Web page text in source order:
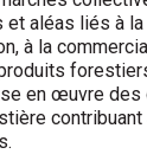
aléas liés à
à la
en œuvre des